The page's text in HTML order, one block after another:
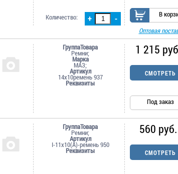
+ -
Количество: В
Оптовая
ГруппаТовара
Ремни;
Марка
МАЗ;
Артикул
14х10ремень 937
Реквизиты
1 215
СМОТРЕТЬ
Под заказ
ГруппаТовара
Ремни;
Артикул
I-11х10(А)-ремень 950
Реквизиты
560 руб.
СМОТРЕТЬ